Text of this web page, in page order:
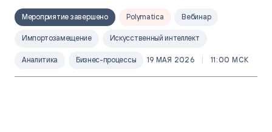
Мероприятие завершено Polymatica Вебинар
Импортозамещение Искусственный интеллект
Аналитика Бизнес-процессы 19 МАЯ 2026 11:00 МСК